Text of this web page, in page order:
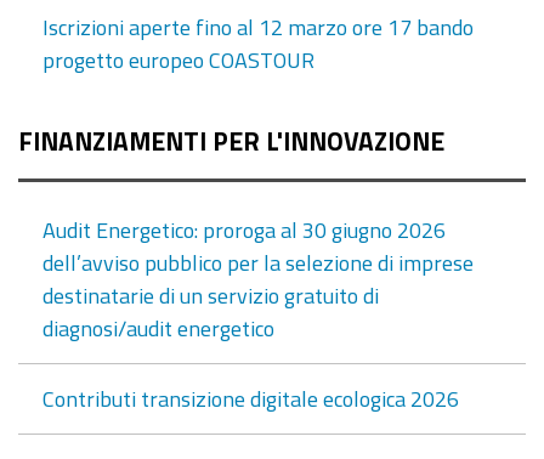
Iscrizioni aperte fino al 12 marzo ore 17 bando
progetto europeo COASTOUR
FINANZIAMENTI PER L'INNOVAZIONE
Audit Energetico: proroga al 30 giugno 2026
dell’avviso pubblico per la selezione di imprese
destinatarie di un servizio gratuito di
diagnosi/audit energetico
Contributi transizione digitale ecologica 2026